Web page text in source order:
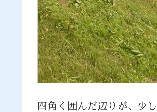
四角く囲んだ辺りが、少